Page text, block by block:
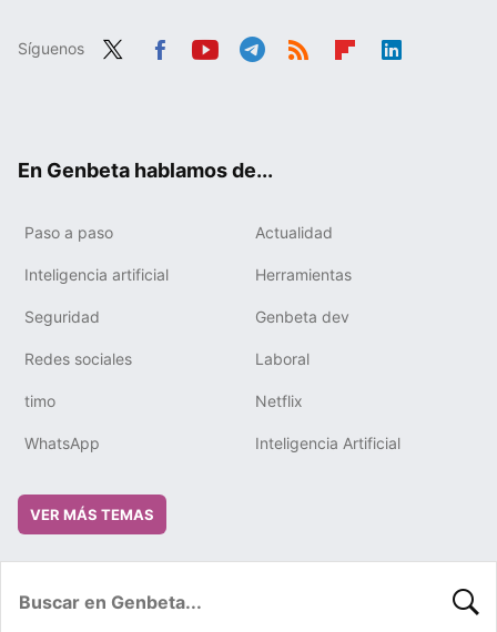
Síguenos
En Genbeta hablamos de...
Paso a paso Actualidad
Inteligencia artificial Herramientas
Seguridad Genbeta dev
Redes sociales Laboral
timo Netflix
WhatsApp Inteligencia Artificial
VER MÁS TEMAS